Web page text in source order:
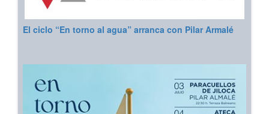
El ciclo “En torno al agua” arranca con Pilar Armalé